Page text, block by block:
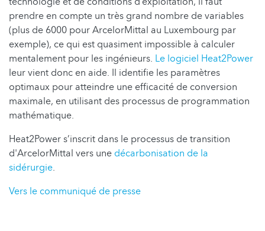
prendre en compte un très grand nombre de variables
(plus de 6000 pour ArcelorMittal au Luxembourg par
exemple), ce qui est quasiment impossible à calculer
mentalement pour les ingénieurs. Le logiciel Heat2Power
leur vient donc en aide. Il identifie les paramètres
optimaux pour atteindre une efficacité de conversion
maximale, en utilisant des processus de programmation
mathématique.
Heat2Power s’inscrit dans le processus de transition
d'ArcelorMittal vers une décarbonisation de la
sidérurgie.
Vers le communiqué de presse